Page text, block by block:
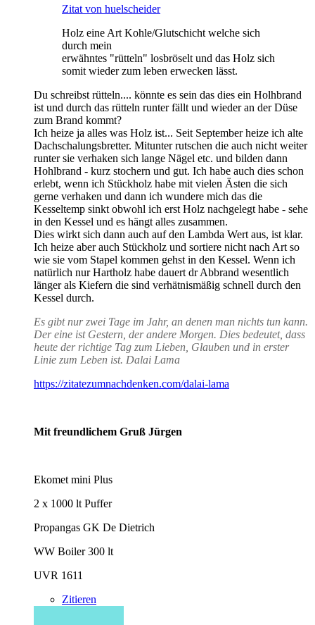
Zitat von huelscheider
Holz eine Art Kohle/Glutschicht welche sich
durch mein
erwähntes "rütteln" losbröselt und das Holz sich
somit wieder zum leben erwecken lässt.
Du schreibst rütteln.... könnte es sein das dies ein Holhbrand
ist und durch das rütteln runter fällt und wieder an der Düse
zum Brand kommt?
Ich heize ja alles was Holz ist... Seit September heize ich alte
Dachschalungsbretter. Mitunter rutschen die auch nicht weiter
runter sie verhaken sich lange Nägel etc. und bilden dann
Hohlbrand - kurz stochern und gut. Ich habe auch dies schon
erlebt, wenn ich Stückholz habe mit vielen Ästen die sich
gerne verhaken und dann ich wundere mich das die
Kesseltemp sinkt obwohl ich erst Holz nachgelegt habe - sehe
in den Kessel und es hängt alles zusammen.
Dies wirkt sich dann auch auf den Lambda Wert aus, ist klar.
Ich heize aber auch Stückholz und sortiere nicht nach Art so
wie sie vom Stapel kommen gehst in den Kessel. Wenn ich
natürlich nur Hartholz habe dauert dr Abbrand wesentlich
länger als Kiefern die sind verhätnismäßig schnell durch den
Kessel durch.
Es gibt nur zwei Tage im Jahr, an denen man nichts tun kann.
Der eine ist Gestern, der andere Morgen. Dies bedeutet, dass
heute der richtige Tag zum Lieben, Glauben und in erster
Linie zum Leben ist. Dalai Lama
https://zitatezumnachdenken.com/dalai-lama
Mit freundlichem Gruß Jürgen
Ekomet mini Plus
2 x 1000 lt Puffer
Propangas GK De Dietrich
WW Boiler 300 lt
UVR 1611
Zitieren